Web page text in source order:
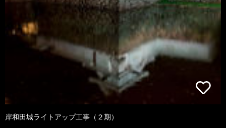
岸和田城ライトアップ工事（２期）